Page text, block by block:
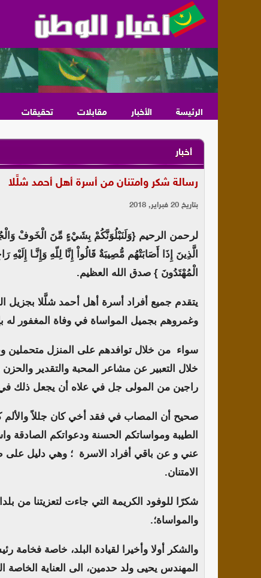
الرئيسة الأخبار مقابلات تحقيقات
أخبار
رسالة شكر وامتنان من أسرة أهل أحمد شلَّلا
بتاريخ 20 فبراير, 2018
لرحمن الرحيم {وَلَنَبْلُوَنَّكُمْ بِشَيْءٍ مِّنَ الْخَوفْ
الَّذِينَ إِذَا أَصَابَتْهُم مُّصِيبَةٌ قَالُواْ إِنَّا لِلّهِ وَإِنَّـا
الْمُهْتَدُونَ } صدق الله العظيم.
يتقدم جميع أفراد أسرة أهل أحمد شلَّلا بجزيل
وغمروهم بجميل المواساة في وفاة المغفور له
سواء من خلال توافدهم على المنزل متحملين
خلال التعبير عن مشاعر المحبة والتقدير
راجين من المولى جل في علاه أن يجعل ذلك في
صحيح أن المصاب في فقد أخي كان جللاً والألم
الطيبة ومواساتكم الحسنة ودعواتكم الصادقة
عني و عن باقي أفراد الاسرة ؛ وهي دليل
الامتنان.
شكرًا للوفود الكريمة التي جاءت لتعزيتنا من
والمواساة؛.
والشكر أولا وأخيرا لقيادة البلد، خاصة فخامة
المهندس يحيى ولد حدمين، الى العناية الخاصة